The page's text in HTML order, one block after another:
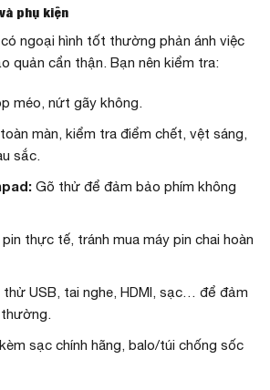
phụ kiện
ngoại hình tốt thường phản ánh việc
quản cẩn thận. Bạn nên kiểm tra:
méo, nứt gãy không.
màn, kiểm tra điểm chết, vệt sáng,
sắc.
Gõ thử để đảm bảo phím không
thực tế, tránh mua máy pin chai hoàn
thử USB, tai nghe, HDMI, sạc… để đảm
sạc chính hãng, balo/túi chống sốc